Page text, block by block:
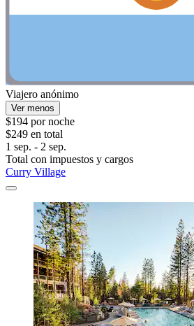
Viajero anónimo
Ver menos
$194 por noche
$249 en total
1 sep. - 2 sep.
Total con impuestos y cargos
Curry Village